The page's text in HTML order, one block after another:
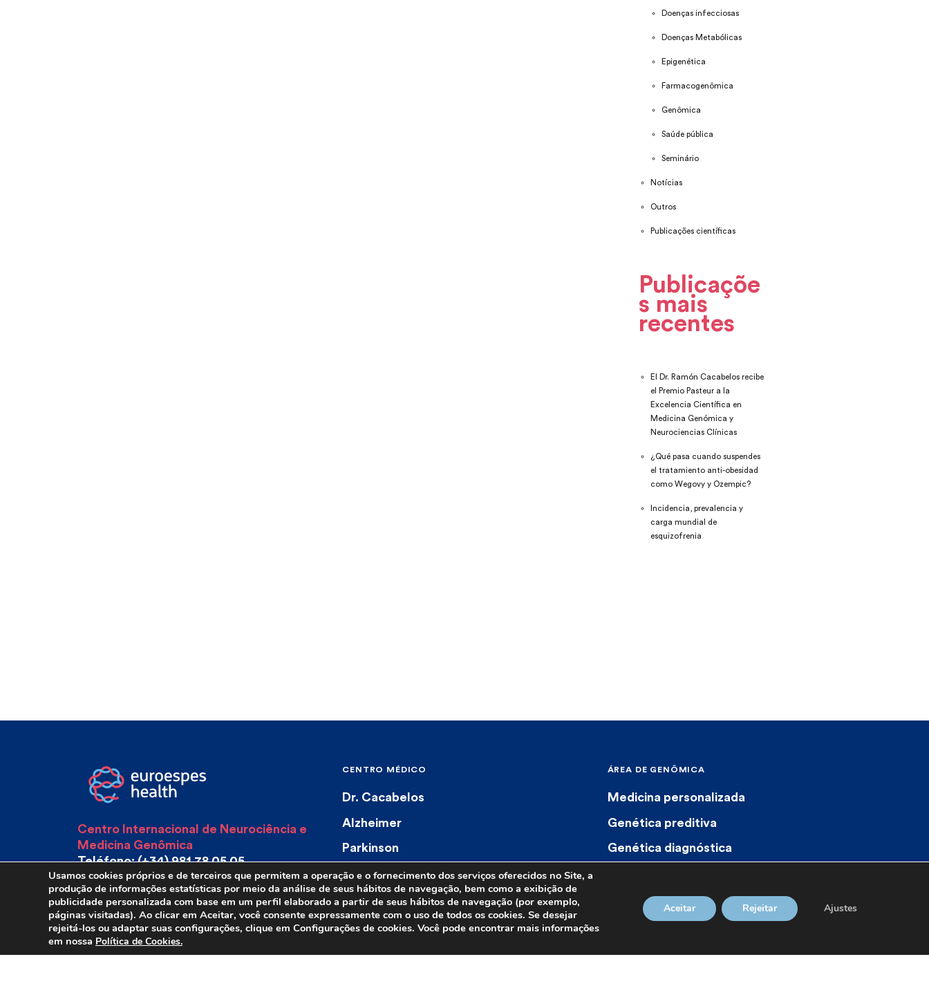
Doenças infecciosas
Doenças Metabólicas
Epigenética
Farmacogenômica
Genômica
Saúde pública
Seminário
Notícias
Outros
Publicações científicas
Publicaçõe
s mais
recentes
El Dr. Ramón Cacabelos recibe
el Premio Pasteur a la
Excelencia Científica en
Medicina Genómica y
Neurociencias Clínicas
¿Qué pasa cuando suspendes
el tratamiento anti-obesidad
como Wegovy y Ozempic?
Incidencia, prevalencia y
carga mundial de
esquizofrenia
Centro Internacional de Neurociência e
Medicina Genômica
Teléfono: (+34) 981 78 05 05
Móvil: (+34) 600 037 871
E-mail: info@euroespes.com
CENTRO MÉDICO
Dr. Cacabelos
Alzheimer
Parkinson
Serviços médicos
Menções na imprensa
ÁREA DE GENÔMICA
Medicina personalizada
Genética preditiva
Genética diagnóstica
Usamos cookies próprios e de terceiros que permitem a operação e o fornecimento dos serviços oferecidos no Site, a
produção de informações estatísticas por meio da análise de seus hábitos de navegação, bem como a exibição de
publicidade personalizada com base em um perfil elaborado a partir de seus hábitos de navegação (por exemplo,
páginas visitadas). Ao clicar em Aceitar, você consente expressamente com o uso de todos os cookies. Se desejar
rejeitá-los ou adaptar suas configurações, clique em Configurações de cookies. Você pode encontrar mais informações
em nossa Política de Cookies.
Aceitar Rejeitar Ajustes